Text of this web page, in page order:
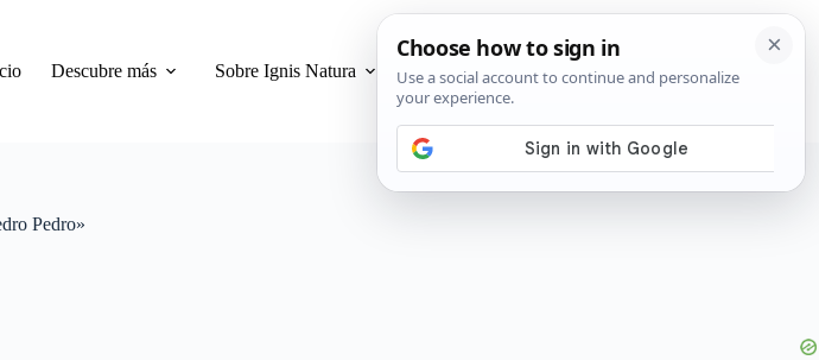
Descubre más Sobre Ignis Natura Privacidad y Cookies
Pedro»